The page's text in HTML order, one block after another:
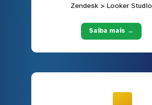
Zendesk > Looker Studio
Saiba mais →